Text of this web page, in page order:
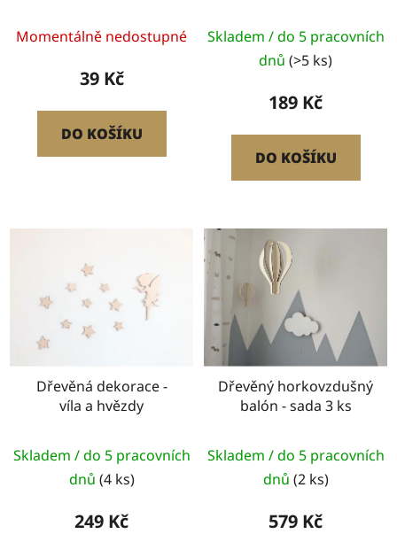
Momentálně nedostupné
39 Kč
DO KOŠÍKU
Skladem / do 5 pracovních
dnů (>5 ks)
189 Kč
DO KOŠÍKU
Dřevěná dekorace -
víla a hvězdy
Skladem / do 5 pracovních
dnů (4 ks)
249 Kč
Dřevěný horkovzdušný
balón - sada 3 ks
Skladem / do 5 pracovních
dnů (2 ks)
579 Kč